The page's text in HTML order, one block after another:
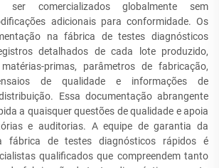
ser comercializados globalmente sem
adicionais para conformidade. Os
na fábrica de testes diagnósticos
detalhados de cada lote produzido,
primas, parâmetros de fabricação,
de qualidade e informações de
Essa documentação abrangente
a quaisquer questões de qualidade e apoia
e auditorias. A equipe de garantia da
fábrica de testes diagnósticos rápidos é
qualificados que compreendem tanto